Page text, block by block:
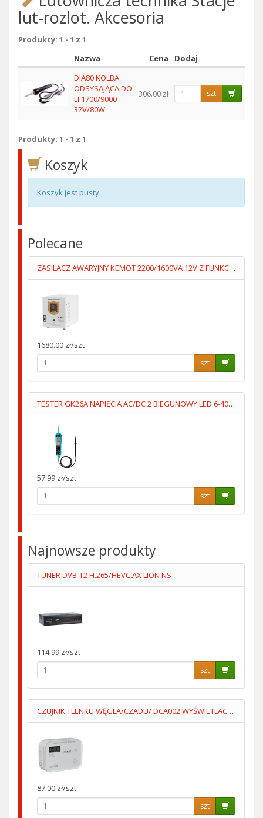
lut-rozlot. Akcesoria
Produkty: 1 - 1 z 1
Obraz
Nazwa Cena
Dodaj
DIA80 KOLBA
ODSYSAJĄCA DO
LF1700/9000
32V/80W
306.00 zł szt
Produkty: 1 - 1 z 1
Koszyk
Koszyk jest pusty.
Polecane
ZASILACZ AWARYJNY KEMOT 2200/1600VA 12V Z FUNKCJĄ ŁADOWANIA
1680.00 zł/szt
szt
TESTER GK26A NAPIĘCIA AC/DC 2 BIEGUNOWY LED 6-400V
57.99 zł/szt
szt
Najnowsze produkty
TUNER DVB-T2 H.265/HEVC.AX LION NS
114.99 zł/szt
szt
CZUJNIK TLENKU WĘGLA/CZADU/ DCA002 WYŚWIETLACZ 3XAA LUMIO
87.00 zł/szt
szt